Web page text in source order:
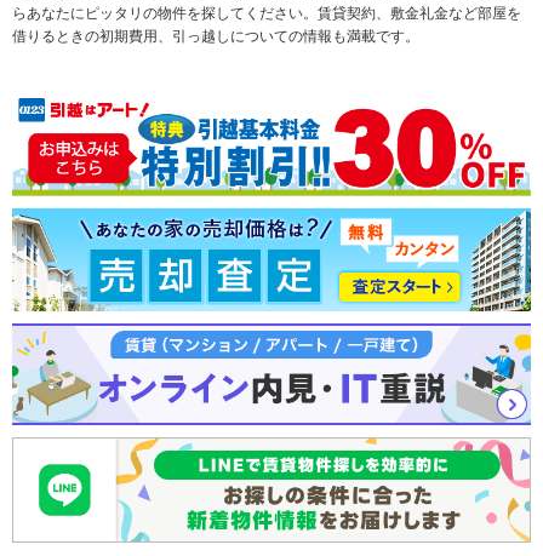
テーマから探す ランキングから探す
新築一戸建て 中古一戸建て
売却査定
らあなたにピッタリの物件を探してください。賃貸契約、敷金礼金など部屋を
借りるときの初期費用、引っ越しについての情報も満載です。